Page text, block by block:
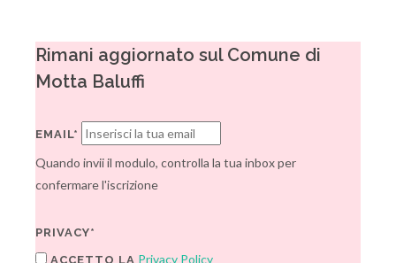
Rimani aggiornato sul Comune di
Motta Baluffi
EMAIL*
Quando invii il modulo, controlla la tua inbox per
confermare l'iscrizione
PRIVACY*
ACCETTO LA Privacy Policy